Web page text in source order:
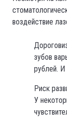
воздействие
зубов
рублей. И
Риск
У